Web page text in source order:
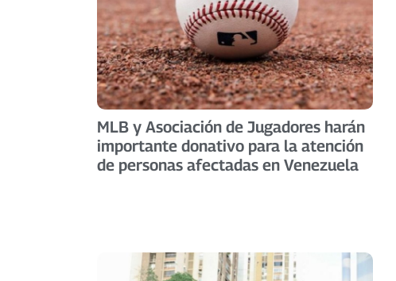
MLB y Asociación de Jugadores harán
importante donativo para la atención
de personas afectadas en Venezuela